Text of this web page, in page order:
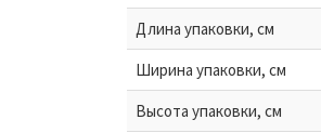
Длина упаковки, см
Ширина упаковки, см
Высота упаковки, см